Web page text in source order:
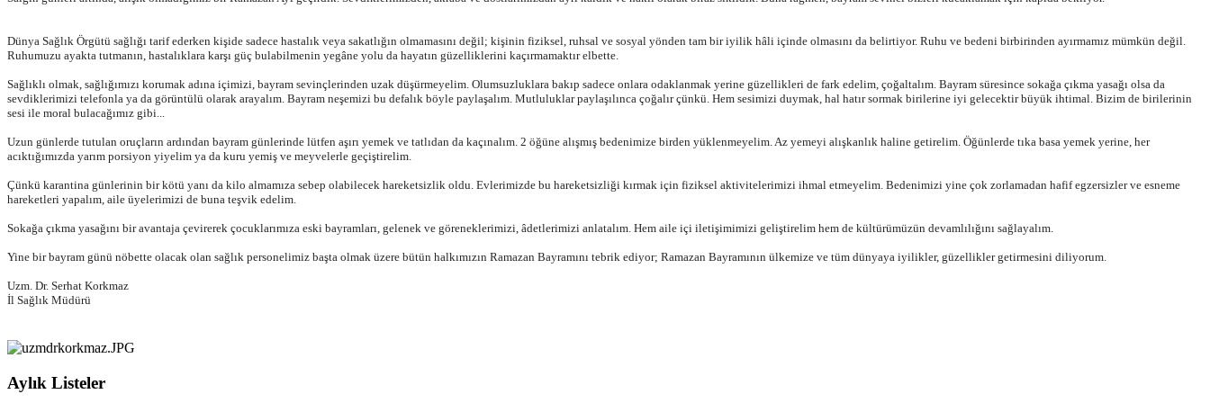
Dünya Sağlık Örgütü sağlığı tarif ederken kişide sadece hastalık veya sakatlığın olmamasını değil; kişinin fiziksel, ruhsal ve sosyal yönden tam bir iyilik hâli içinde olmasını da belirtiyor. Ruhu ve bedeni birbirinden ayırmamız mümkün değil.
Ruhumuzu ayakta tutmanın, hastalıklara karşı güç bulabilmenin yegâne yolu da hayatın güzelliklerini kaçırmamaktır elbette.
Sağlıklı olmak, sağlığımızı korumak adına içimizi, bayram sevinçlerinden uzak düşürmeyelim. Olumsuzluklara bakıp sadece onlara odaklanmak yerine güzellikleri de fark edelim, çoğaltalım. Bayram süresince sokağa çıkma yasağı olsa da
sevdiklerimizi telefonla ya da görüntülü olarak arayalım. Bayram neşemizi bu defalık böyle paylaşalım. Mutluluklar paylaşılınca çoğalır çünkü. Hem sesimizi duymak, hal hatır sormak birilerine iyi gelecektir büyük ihtimal. Bizim de birilerinin
sesi ile moral bulacağımız gibi...
Uzun günlerde tutulan oruçların ardından bayram günlerinde lütfen aşırı yemek ve tatlıdan da kaçınalım. 2 öğüne alışmış bedenimize birden yüklenmeyelim. Az yemeyi alışkanlık haline getirelim. Öğünlerde tıka basa yemek yerine, her
acıktığımızda yarım porsiyon yiyelim ya da kuru yemiş ve meyvelerle geçiştirelim.
Çünkü karantina günlerinin bir kötü yanı da kilo almamıza sebep olabilecek hareketsizlik oldu. Evlerimizde bu hareketsizliği kırmak için fiziksel aktivitelerimizi ihmal etmeyelim. Bedenimizi yine çok zorlamadan hafif egzersizler ve esneme
hareketleri yapalım, aile üyelerimizi de buna teşvik edelim.
Sokağa çıkma yasağını bir avantaja çevirerek çocuklarımıza eski bayramları, gelenek ve göreneklerimizi, âdetlerimizi anlatalım. Hem aile içi iletişimimizi geliştirelim hem de kültürümüzün devamlılığını sağlayalım.
Yine bir bayram günü nöbette olacak olan sağlık personelimiz başta olmak üzere bütün halkımızın Ramazan Bayramını tebrik ediyor; Ramazan Bayramının ülkemize ve tüm dünyaya iyilikler, güzellikler getirmesini diliyorum.
Uzm. Dr. Serhat Korkmaz
İl Sağlık Müdürü
Aylık Listeler